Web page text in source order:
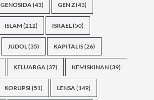
GENOSIDA(43) GEN Z(43)
ISLAM(212) ISRAEL(50)
JUDOL(35) KAPITALIS(26)
KELUARGA(37) KEMISKINAN(39)
KORUPSI (51) LENSA(149)